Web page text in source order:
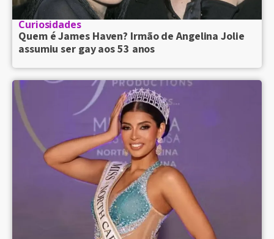
Curiosidades
Quem é James Haven? Irmão de Angelina Jolie
assumiu ser gay aos 53 anos